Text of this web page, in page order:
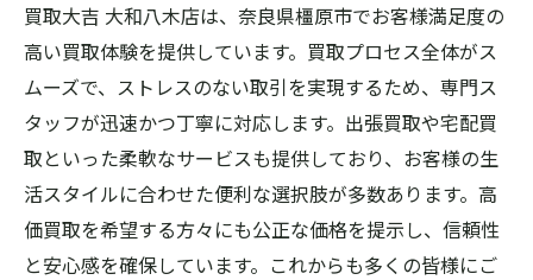
買取大吉 大和八木店は、奈良県橿原市でお客様満足度の
高い買取体験を提供しています。買取プロセス全体がス
ムーズで、ストレスのない取引を実現するため、専門ス
タッフが迅速かつ丁寧に対応します。出張買取や宅配買
取といった柔軟なサービスも提供しており、お客様の生
活スタイルに合わせた便利な選択肢が多数あります。高
価買取を希望する方々にも公正な価格を提示し、信頼性
と安心感を確保しています。これからも多くの皆様にご